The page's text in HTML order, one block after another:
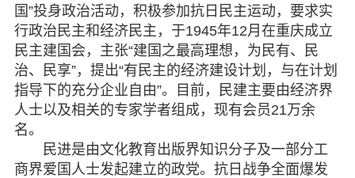
国”投身政治活动，积极参加抗日民主运动，要求实
行政治民主和经济民主，于1945年12月在重庆成立
民主建国会，主张“建国之最高理想，为民有、民
治、民享”，提出“有民主的经济建设计划，与在计划
指导下的充分企业自由”。目前，民建主要由经济界
人士以及相关的专家学者组成，现有会员21万余
名。
民进是由文化教育出版界知识分子及一部分工
商界爱国人士发起建立的政党。抗日战争全面爆发